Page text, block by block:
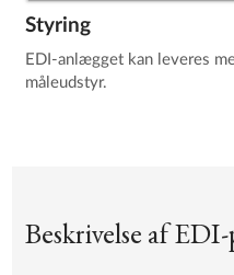
Styring
EDI-anlægget kan leveres
måleudstyr.
Beskrivelse af